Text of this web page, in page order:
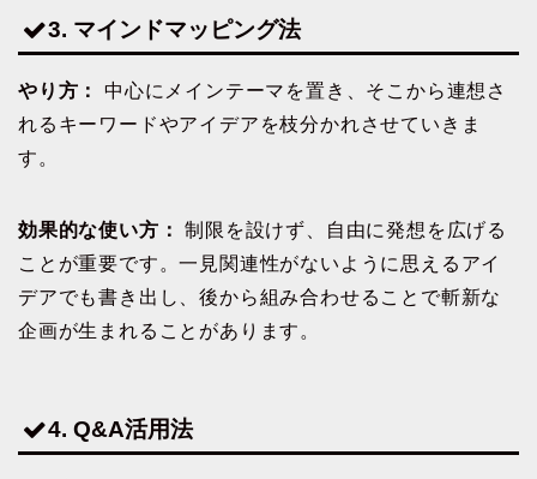
3. マインドマッピング法
やり方：
中心にメインテーマを置き、そこから連想さ
れるキーワードやアイデアを枝分かれさせていきま
す。
効果的な使い方：
制限を設けず、自由に発想を広げる
ことが重要です。一見関連性がないように思えるアイ
デアでも書き出し、後から組み合わせることで斬新な
企画が生まれることがあります。
4. Q&A活用法